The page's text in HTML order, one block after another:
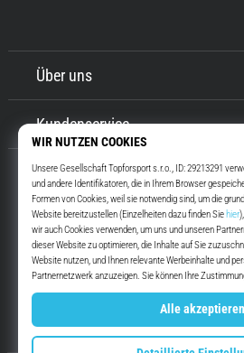
Seit mehr als 16 Jahren motivieren wir dich,
Schneller. Mit uns.
Über uns
Kundenservice